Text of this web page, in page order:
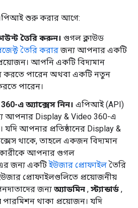
শুরু করার আগে:
তৈরি করুন। গুগল ক্লাউড
তৈরি করারজন্য আপনার একটি
আপনি একটি বিদ্যমান
করতে পারেন অথবা একটি নতুন
পারেন।
এ অ্যাক্সেস নিন। এপিআই (API)
আপনার Display & Video 360-এ
যদি আপনার প্রতিষ্ঠানের Display &
থাকে, তাহলে একজন বিদ্যমান
আপনার গুগল
জন্য একটিইউজার প্রোফাইল তৈরি
প্রোফাইলগুলিতে প্রয়োজনীয়
জন্য অ্যাডমিন , স্ট্যান্ডার্ড ,
পারমিশন থাকা প্রয়োজন। যদি